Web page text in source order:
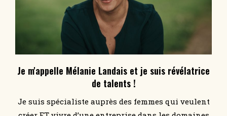
Je m'appelle Mélanie Landais et je suis révélatrice
de talents !
Je suis spécialiste auprès des femmes qui veulent